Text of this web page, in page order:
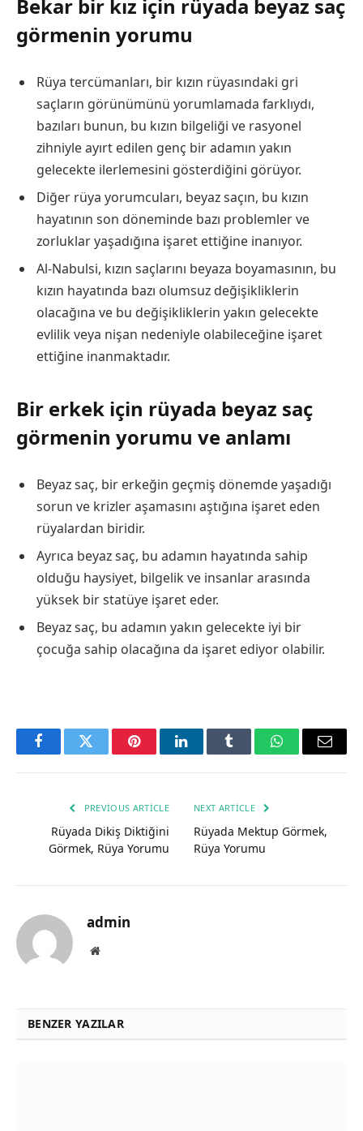
Bekar bir kız için rüyada beyaz saç
görmenin yorumu
Rüya tercümanları, bir kızın rüyasındaki gri
saçların görünümünü yorumlamada farklıydı,
bazıları bunun, bu kızın bilgeliği ve rasyonel
zihniyle ayırt edilen genç bir adamın yakın
gelecekte ilerlemesini gösterdiğini görüyor.
Diğer rüya yorumcuları, beyaz saçın, bu kızın
hayatının son döneminde bazı problemler ve
zorluklar yaşadığına işaret ettiğine inanıyor.
Al-Nabulsi, kızın saçlarını beyaza boyamasının, bu
kızın hayatında bazı olumsuz değişikliklerin
olacağına ve bu değişikliklerin yakın gelecekte
evlilik veya nişan nedeniyle olabileceğine işaret
ettiğine inanmaktadır.
Bir erkek için rüyada beyaz saç
görmenin yorumu ve anlamı
Beyaz saç, bir erkeğin geçmiş dönemde yaşadığı
sorun ve krizler aşamasını aştığına işaret eden
rüyalardan biridir.
Ayrıca beyaz saç, bu adamın hayatında sahip
olduğu haysiyet, bilgelik ve insanlar arasında
yüksek bir statüye işaret eder.
Beyaz saç, bu adamın yakın gelecekte iyi bir
çocuğa sahip olacağına da işaret ediyor olabilir.
FacebookTwitter PinterestLinkedInTumblr WhatsAppEmail
PREVIOUS ARTICLE
Rüyada Dikiş Diktiğini
Görmek, Rüya Yorumu
NEXT ARTICLE
Rüyada Mektup Görmek,
Rüya Yorumu
admin
Website
BENZER YAZILAR